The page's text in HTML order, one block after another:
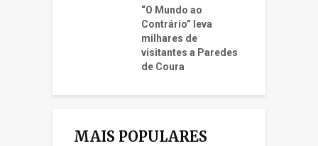
“O Mundo ao
Contrário” leva
milhares de
visitantes a Paredes
de Coura
MAIS POPULARES